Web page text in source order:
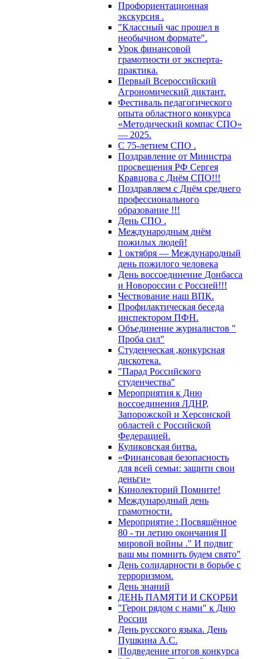
Профориентационная
экскурсия .
"Классный час прошел в
необычном формате".
Урок финансовой
грамотности от эксперта-
практика.
Первый Всероссийский
Агрономический диктант.
Фестиваль педагогического
опыта областного конкурса
«Методический компас СПО»
— 2025.
С 75-летием СПО .
Поздравление от Министра
просвещения РФ Сергея
Кравцова с Днём СПО!!!
Поздравляем с Днём среднего
профессионального
образование !!!
День СПО .
Международным днём
пожилых людей!
1 октября — Международный
день пожилого человека
День воссоединение Донбасса
и Новороссии с Россией!!!
Чествование наш ВПК.
Профилактическая беседа
инспектором ПФН.
Объединение журналистов "
Проба сил"
Студенческая ,конкурсная
дискотека.
"Парад Российского
студенчества"
Мероприятия к Дню
воссоединения ЛДНР,
Запорожской и Херсонской
областей с Российской
Федерацией.
Куликовская битва.
«Финансовая безопасность
для всей семьи: защити свои
деньги»
Кинолекторий Помните!
Международный день
грамотности.
Мероприятие : Посвящённое
80 - ти летию окончания II
мировой войны ." И подвиг
ваш мы помнить будем свято"
День солидарности в борьбе с
терроризмом.
День знаний
ДЕНЬ ПАМЯТИ И СКОРБИ
"Герои рядом с нами" к Дню
России
День русского языка. День
Пушкина А.С.
|Подведение итогов конкурса